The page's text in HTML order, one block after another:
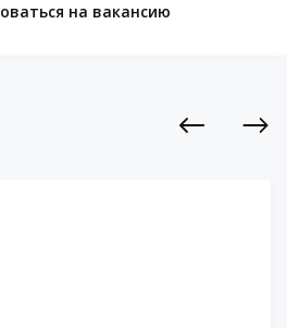
на вакансию